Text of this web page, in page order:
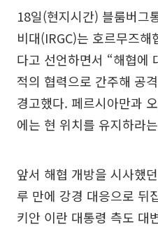
18일(현지시간) 블룸버그
비대(IRGC)는 호르무즈
다고 선언하면서 “해협에
적의 협력으로 간주해 공
경고했다. 페르시아만과
에는 현 위치를 유지하라
앞서 해협 개방을 시사했
루 만에 강경 대응으로 뒤
키안 이란 대통령 측도 대